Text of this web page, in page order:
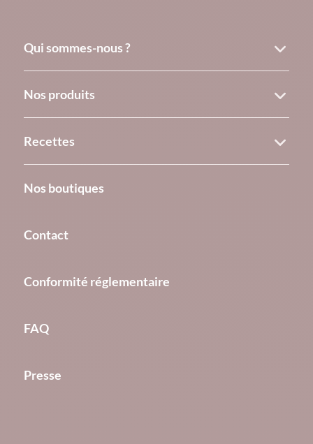
Qui sommes-nous ?
Nos produits
Recettes
Nos boutiques
Contact
Conformité réglementaire
FAQ
Presse